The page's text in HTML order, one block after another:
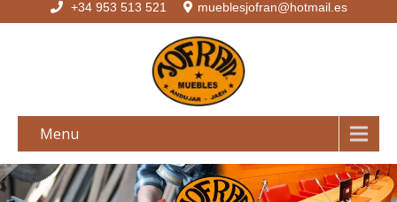
+34 953 513 521 mueblesjofran@hotmail.es
Menu